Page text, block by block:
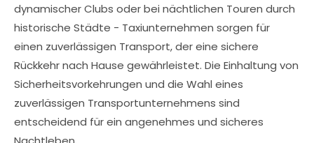
dynamischer Clubs oder bei nächtlichen Touren durch
historische Städte - Taxiunternehmen sorgen für
einen zuverlässigen Transport, der eine sichere
Rückkehr nach Hause gewährleistet. Die Einhaltung von
Sicherheitsvorkehrungen und die Wahl eines
zuverlässigen Transportunternehmens sind
entscheidend für ein angenehmes und sicheres